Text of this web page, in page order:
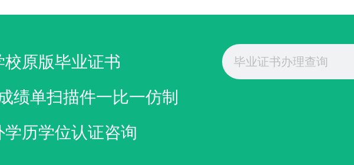
校原版毕业证书
绩单扫描件一比一仿制
学历学位认证咨询
Search